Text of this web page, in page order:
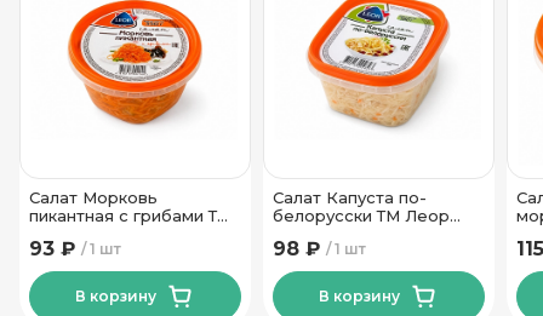
Салат Морковь
пикантная с грибами ТМ
1 шт
93 ₽
В корзину
Салат Капуста по-
белорусски ТМ Леор
1 шт
98 ₽
В корзину